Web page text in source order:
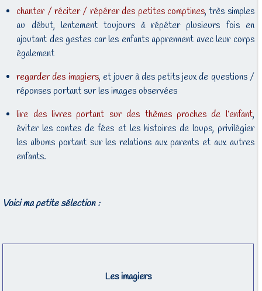
chanter / réciter / répérer des petites comptines, très simples
au début, lentement toujours à répéter plusieurs fois en
ajoutant des gestes car les enfants apprennent avec leur corps
également
regarder des imagiers, et jouer à des petits jeux de questions /
réponses portant sur les images observées
lire des livres portant sur des thèmes proches de l’enfant,
éviter les contes de fées et les histoires de loups, privilégier
les albums portant sur les relations aux parents et aux autres
enfants.
Voici ma petite sélection :
Les imagiers